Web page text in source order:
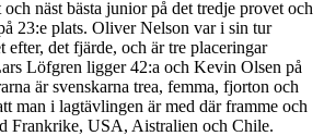
näst bästa junior på det tredje provet och
23:e plats. Oliver Nelson var i sin tur
efter, det fjärde, och är tre placeringar
Löfgren ligger 42:a och Kevin Olsen på
är svenskarna trea, femma, fjorton och
man i lagtävlingen är med där framme och
Frankrike, USA, Aistralien och Chile.